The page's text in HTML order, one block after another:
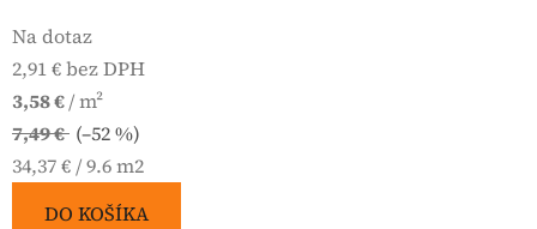
Na dotaz
2,91 € bez DPH
3,58 €/ m²
7,49 € (–52 %)
Jednotková
34,37 € / 9.6 m2
DO KOŠÍKA